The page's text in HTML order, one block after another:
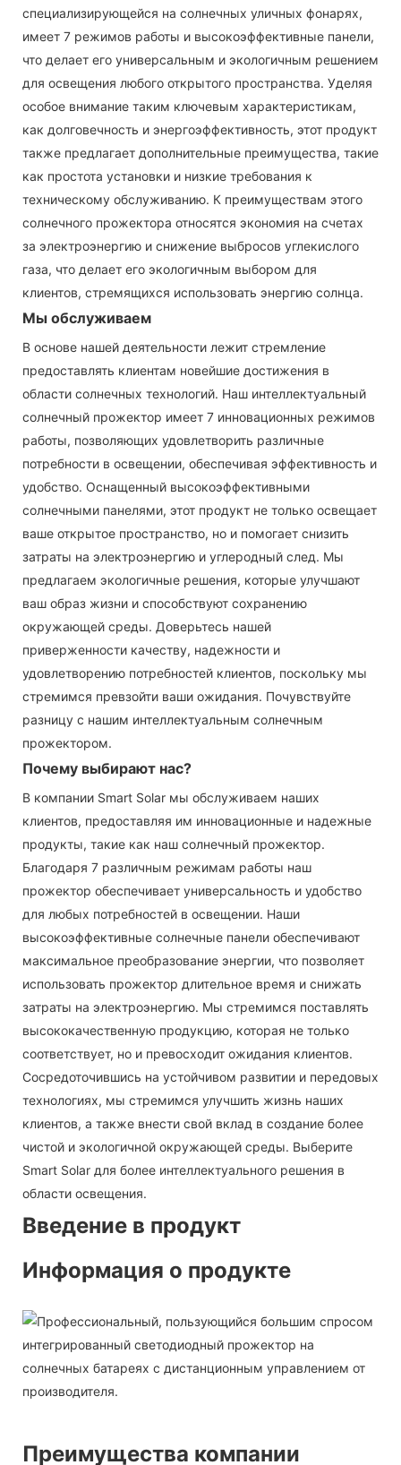
специализирующейся на солнечных уличных фонарях,
имеет 7 режимов работы и высокоэффективные панели,
что делает его универсальным и экологичным решением
для освещения любого открытого пространства. Уделяя
особое внимание таким ключевым характеристикам,
как долговечность и энергоэффективность, этот продукт
также предлагает дополнительные преимущества, такие
как простота установки и низкие требования к
техническому обслуживанию. К преимуществам этого
солнечного прожектора относятся экономия на счетах
за электроэнергию и снижение выбросов углекислого
газа, что делает его экологичным выбором для
клиентов, стремящихся использовать энергию солнца.
Мы обслуживаем
В основе нашей деятельности лежит стремление
предоставлять клиентам новейшие достижения в
области солнечных технологий. Наш интеллектуальный
солнечный прожектор имеет 7 инновационных режимов
работы, позволяющих удовлетворить различные
потребности в освещении, обеспечивая эффективность и
удобство. Оснащенный высокоэффективными
солнечными панелями, этот продукт не только освещает
ваше открытое пространство, но и помогает снизить
затраты на электроэнергию и углеродный след. Мы
предлагаем экологичные решения, которые улучшают
ваш образ жизни и способствуют сохранению
окружающей среды. Доверьтесь нашей
приверженности качеству, надежности и
удовлетворению потребностей клиентов, поскольку мы
стремимся превзойти ваши ожидания. Почувствуйте
разницу с нашим интеллектуальным солнечным
прожектором.
Почему выбирают нас?
В компании Smart Solar мы обслуживаем наших
клиентов, предоставляя им инновационные и надежные
продукты, такие как наш солнечный прожектор.
Благодаря 7 различным режимам работы наш
прожектор обеспечивает универсальность и удобство
для любых потребностей в освещении. Наши
высокоэффективные солнечные панели обеспечивают
максимальное преобразование энергии, что позволяет
использовать прожектор длительное время и снижать
затраты на электроэнергию. Мы стремимся поставлять
высококачественную продукцию, которая не только
соответствует, но и превосходит ожидания клиентов.
Сосредоточившись на устойчивом развитии и передовых
технологиях, мы стремимся улучшить жизнь наших
клиентов, а также внести свой вклад в создание более
чистой и экологичной окружающей среды. Выберите
Smart Solar для более интеллектуального решения в
области освещения.
Введение в продукт
Информация о продукте
Преимущества компании